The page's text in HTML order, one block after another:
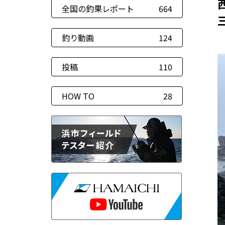
全国の釣果レポート 664
釣り動画 124
投稿 110
HOW TO 28